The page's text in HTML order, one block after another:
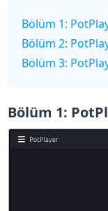
Bölüm 1:
Bölüm 2:
Bölüm 3:
Bölüm 1: